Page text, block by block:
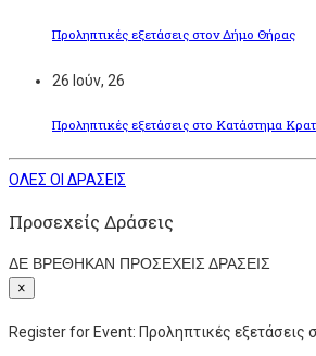
Προληπτικές εξετάσεις στον Δήμο Θήρας
26 Ιούν, 26
Προληπτικές εξετάσεις στο Κατάστημα
ΟΛΕΣ ΟΙ ΔΡΑΣΕΙΣ
Προσεχείς Δράσεις
ΔΕ ΒΡΕΘΗΚΑΝ ΠΡΟΣΕΧΕΙΣ ΔΡΑΣΕΙΣ
×
Register for Event: Προληπτικές εξετάσεις